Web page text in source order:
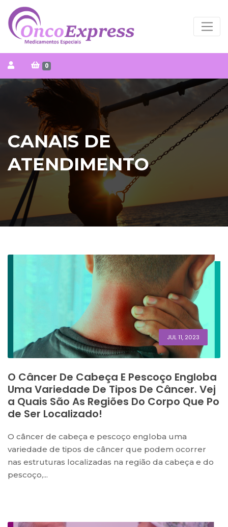
0
CANAIS DE
ATENDIMENTO
JUL 11, 2023
O Câncer De Cabeça E Pescoço Engloba
Uma Variedade De Tipos De Câncer. Vej
A Quais São As Regiões Do Corpo Que Po
De Ser Localizado!
O câncer de cabeça e pescoço engloba uma
variedade de tipos de câncer que podem ocorrer
nas estruturas localizadas na região da cabeça e do
pescoço,...